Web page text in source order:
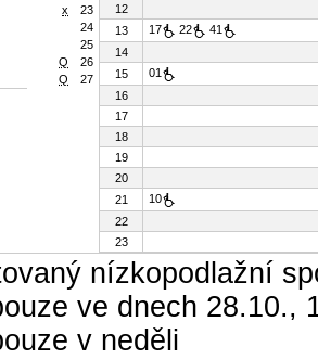
x
23
24
25
Q
26
Q 27
12
13
17 22
41
14
15
01
16
17
18
19
20
21
10
22
23
nízkopodlažní
ve dnech 28.10.,
v neděli